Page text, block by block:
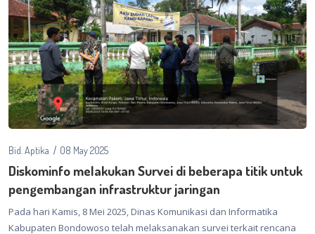
Bid. Aptika 08 May 2025
Diskominfo melakukan Survei di beberapa titik untuk
pengembangan infrastruktur jaringan
Pada hari Kamis, 8 Mei 2025, Dinas Komunikasi dan Informatika
Kabupaten Bondowoso telah melaksanakan survei terkait rencana